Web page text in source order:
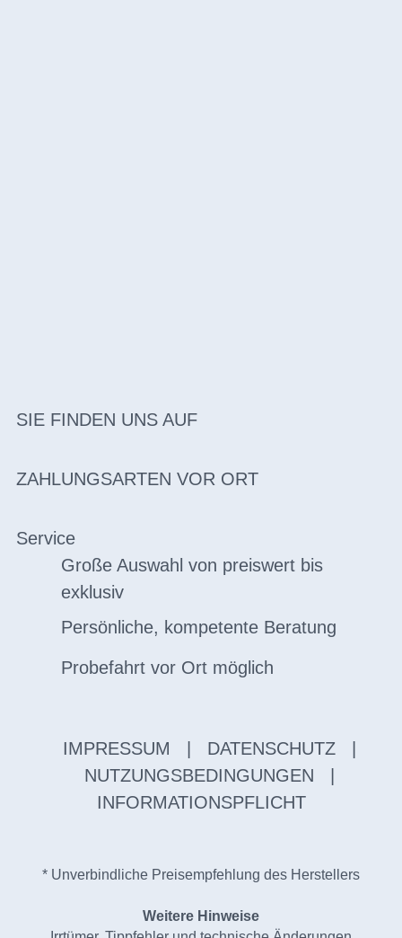
SIE FINDEN UNS AUF
ZAHLUNGSARTEN VOR ORT
Service
Große Auswahl von preiswert bis
exklusiv
Persönliche, kompetente Beratung
Probefahrt vor Ort möglich
IMPRESSUM DATENSCHUTZ
NUTZUNGSBEDINGUNGEN
INFORMATIONSPFLICHT
* Unverbindliche Preisempfehlung des Herstellers
Weitere Hinweise